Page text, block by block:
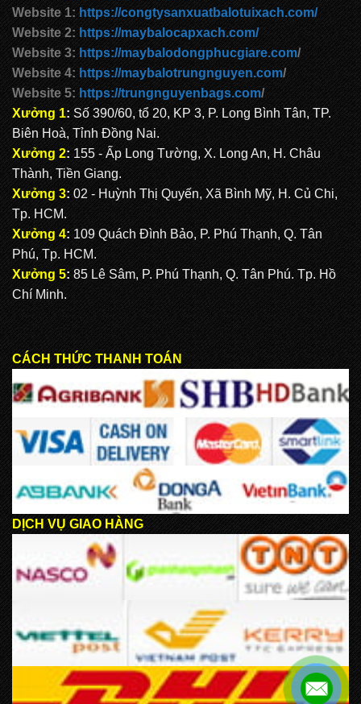
Website 1: https://congtysanxuatbalotuixach.com/
Website 2: https://maybalocapxach.com/
Website 3: https://maybalodongphucgiare.com/
Website 4: https://maybalotrungnguyen.com/
Website 5: https://trungnguyenbags.com/
Xưởng 1: Số 390/60, tổ 20, KP 3, P. Long Bình Tân, TP.
Biên Hoà, Tỉnh Đồng Nai.
Xưởng 2: 155 - Ấp Long Tường, X. Long An, H. Châu
Thành, Tiền Giang.
Xưởng 3: 02 - Huỳnh Thị Quyến, Xã Bình Mỹ, H. Củ Chi,
Tp. HCM.
Xưởng 4: 109 Quách Đình Bảo, P. Phú Thạnh, Q. Tân
Phú, Tp. HCM.
Xưởng 5: 85 Lê Sâm, P. Phú Thạnh, Q. Tân Phú. Tp. Hồ
Chí Minh.
CÁCH THỨC THANH TOÁN
DỊCH VỤ GIAO HÀNG